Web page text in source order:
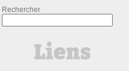
Rechercher